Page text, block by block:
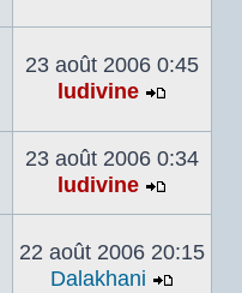
le
dernier
23 août 2006 0:45
ludivine
le
dernier
23 août 2006 0:34
ludivine
dernier
22 août 2006 20:15
Dalakhani